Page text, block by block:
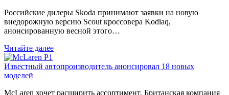
Российские дилеры Skoda принимают заявки на новую
внедорожную версию Scout кроссовера Kodiaq,
анонсированную весной этого…
Читайте далее
Известный автопроизводитель анонсировал 18 новых
моделей
McLaren хочет расширить ассортимент. Британская компания